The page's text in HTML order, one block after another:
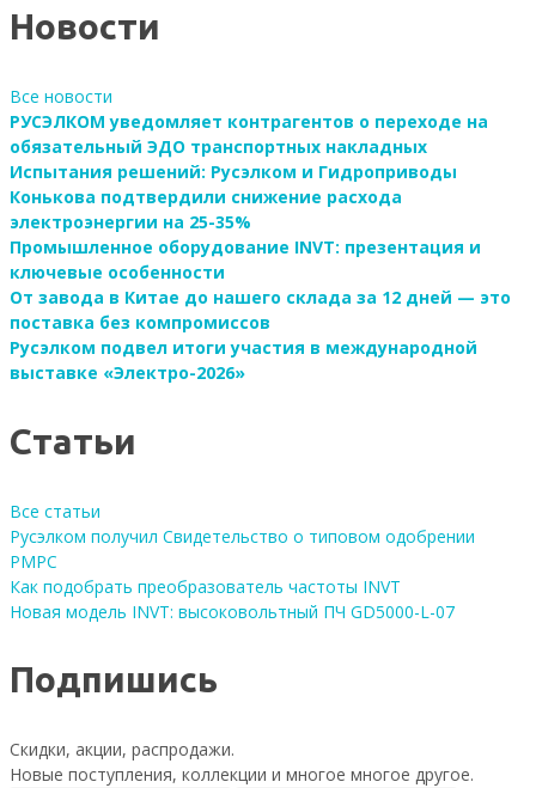
Новости
Все новости
РУСЭЛКОМ уведомляет контрагентов о переходе на
обязательный ЭДО транспортных накладных
Испытания решений: Русэлком и Гидроприводы
Конькова подтвердили снижение расхода
электроэнергии на 25-35%
Промышленное оборудование INVT: презентация и
ключевые особенности
От завода в Китае до нашего склада за 12 дней — это
поставка без компромиссов
Русэлком подвел итоги участия в международной
выставке «Электро-2026»
Статьи
Все статьи
Русэлком получил Свидетельство о типовом одобрении
РМРС
Как подобрать преобразователь частоты INVT
Новая модель INVT: высоковольтный ПЧ GD5000-L-07
Подпишись
Скидки, акции, распродажи.
Новые поступления, коллекции и многое многое другое.